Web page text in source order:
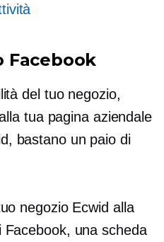
Facebook
del tuo negozio,
tua pagina aziendale
bastano un paio di
negozio Ecwid alla
una scheda